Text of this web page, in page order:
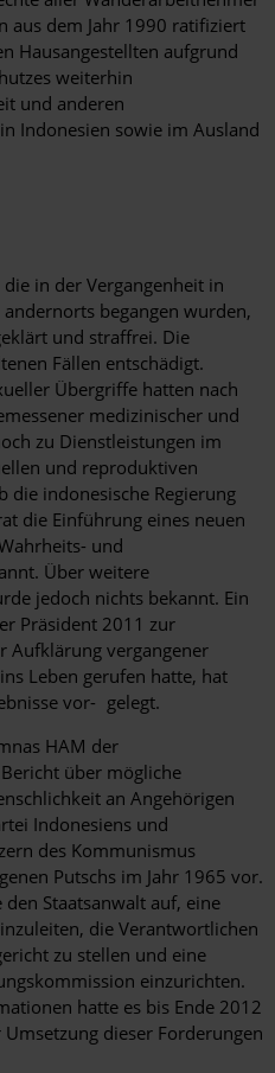
aus dem Jahr 1990 ratifiziert
Hausangestellten aufgrund
weiterhin
und anderen
Indonesien sowie im Ausland
in der Vergangenheit in
begangen wurden,
und straffrei. Die
Fällen entschädigt.
Übergriffe hatten nach
medizinischer und
zu Dienstleistungen im
und reproduktiven
die indonesische Regierung
die Einführung eines neuen
und
Über weitere
jedoch nichts bekannt. Ein
Präsident 2011 zur
Aufklärung vergangener
Leben gerufen hatte, hat
vor- gelegt.
HAM der
über mögliche
an Angehörigen
Indonesiens und
des Kommunismus
Putschs im Jahr 1965 vor.
Staatsanwalt auf, eine
die Verantwortlichen
zu stellen und eine
einzurichten.
hatte es bis Ende 2012
dieser Forderungen